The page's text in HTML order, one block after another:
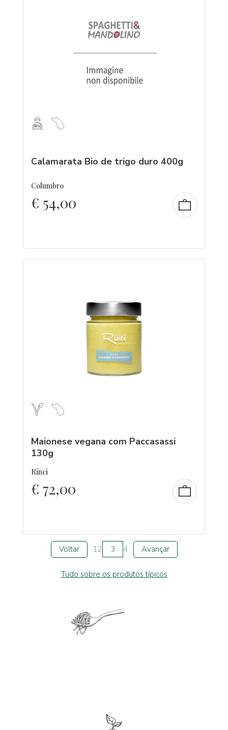
Calamarata Bio de trigo duro 400g
Columbro
€ 54,00
Maionese vegana com Paccasassi
130g
Rinci
€ 72,00
Voltar 12 3 4 Avançar
Tudo sobre os produtos típicos